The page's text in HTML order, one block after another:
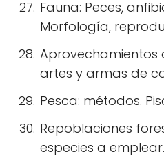
Fauna: Peces,
Morfología,
Aprovechamientos
artes y armas de
Pesca: métodos.
Repoblaciones
especies a emplear.